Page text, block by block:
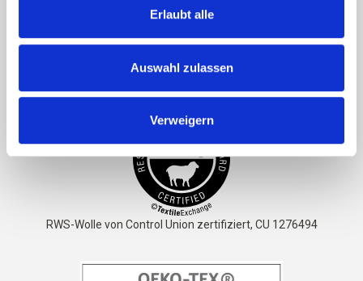
Erlaubt alle
Auswahl zulassen
Verweigern
Wolle ist außerdem schmutzabweisend und benötigt nur
STANDARD 100 von OEKO-TEX® zertifiziert
RWS-Wolle von Control Union zertifiziert, CU 1276494